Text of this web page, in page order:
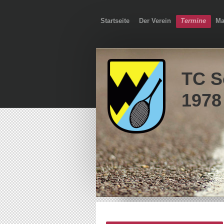
Startseite Der Verein Termine
TC